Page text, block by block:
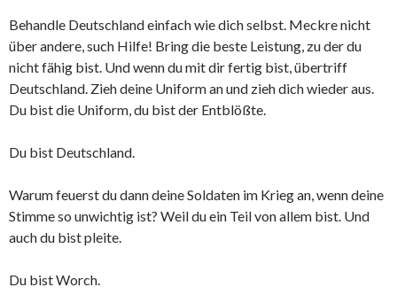
Behandle Deutschland einfach wie dich selbst. Meckre nicht
über andere, such Hilfe! Bring die beste Leistung, zu der du
nicht fähig bist. Und wenn du mit dir fertig bist, übertriff
Deutschland. Zieh deine Uniform an und zieh dich wieder aus.
Du bist die Uniform, du bist der Entblößte.
Du bist Deutschland.
Warum feuerst du dann deine Soldaten im Krieg an, wenn deine
Stimme so unwichtig ist? Weil du ein Teil von allem bist. Und
auch du bist pleite.
Du bist Worch.